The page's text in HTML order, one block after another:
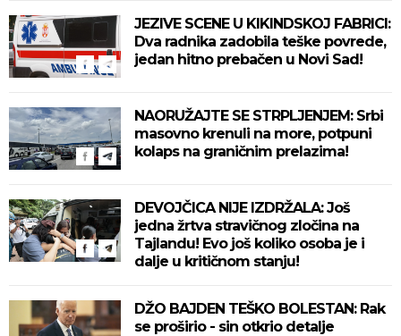
JEZIVE SCENE U KIKINDSKOJ FABRICI:
Dva radnika zadobila teške povrede,
jedan hitno prebačen u Novi Sad!
NAORUŽAJTE SE STRPLJENJEM: Srbi
masovno krenuli na more, potpuni
kolaps na graničnim prelazima!
DEVOJČICA NIJE IZDRŽALA: Još
jedna žrtva stravičnog zločina na
Tajlandu! Evo još koliko osoba je i
dalje u kritičnom stanju!
DŽO BAJDEN TEŠKO BOLESTAN: Rak
se proširio - sin otkrio detalje